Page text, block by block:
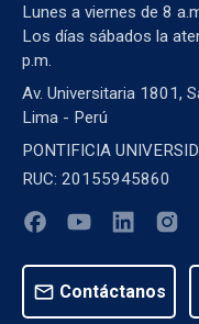
Lunes a viernes de 8
Los días sábados la
p.m.
Av. Universitaria 1801,
Lima - Perú
PONTIFICIA
RUC: 20155945860
mail Contáctanos